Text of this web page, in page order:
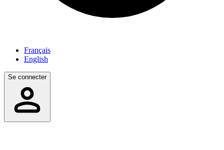
Français
English
Se connecter